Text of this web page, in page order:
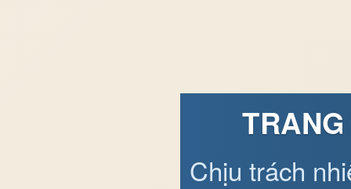
Chịu trách